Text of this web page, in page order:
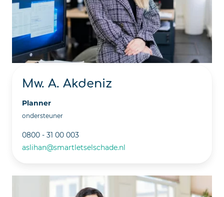
Mw. A. Akdeniz
Planner
ondersteuner
0800 - 31 00 003
aslihan@smartletselschade.nl